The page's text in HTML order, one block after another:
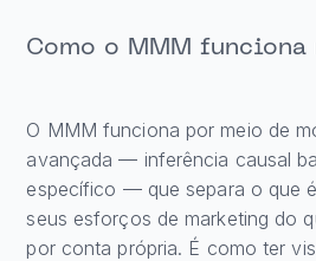
Como o MMM
O MMM funciona por meio de
avançada — inferência causal
específico — que separa o que
seus esforços de marketing do
por conta própria. É como ter